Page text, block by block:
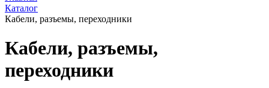
Каталог
Кабели, разъемы, переходники
Кабели, разъемы,
переходники